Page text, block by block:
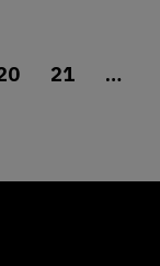
21
…